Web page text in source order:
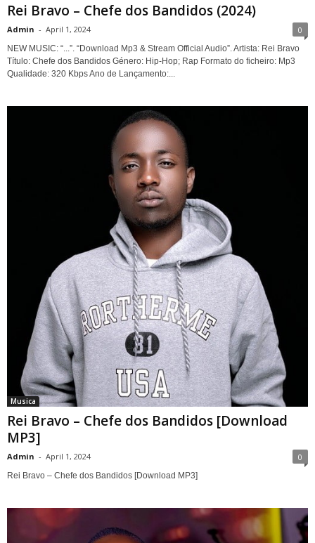
Rei Bravo – Chefe dos Bandidos (2024)
Admin - April 1, 2024 0
NEW MUSIC: “...”. “Download Mp3 & Stream Official Audio”. Artista: Rei Bravo
Título: Chefe dos Bandidos Género: Hip-Hop; Rap Formato do ficheiro: Mp3
Qualidade: 320 Kbps Ano de Lançamento:...
Musica
Rei Bravo – Chefe dos Bandidos [Download
MP3]
Admin - April 1, 2024 0
Rei Bravo – Chefe dos Bandidos [Download MP3]